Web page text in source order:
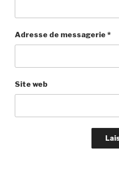
Adresse de messagerie *
Site web